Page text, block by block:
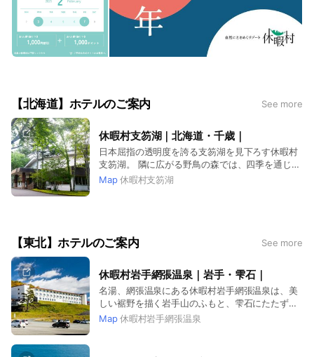
【北海道】ホテルのご案内 See more
休暇村支笏湖｜北海道・千歳｜
日本屈指の透明度を誇る支笏湖を見下ろす休暇村
支笏湖。 隣に広がる野鳥の森では、四季を通じて
たくさんの野鳥と出会えます。
Map 休暇村支笏湖
【東北】ホテルのご案内 See more
休暇村岩手網張温泉｜岩手・雫石｜
名湯、網張温泉にある休暇村岩手網張温泉は、美
しい裾野を描く岩手山のふもと、雫石にたたずみ
ます。
Map 休暇村岩手網張温泉